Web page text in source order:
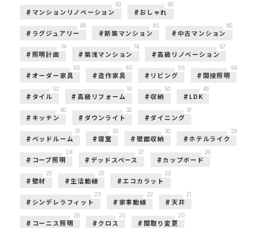
マンションリノベーション
92
おしゃれ
90
ラグジュアリー
88
新築マンション
85
中古マンション
80
照明計画
74
築浅マンション
74
高級リノベーション
67
オーダー家具
63
造作家具
63
リビング
55
間接照明
54
タイル
52
高級リフォーム
51
収納
50
LDK
49
キッチン
40
ダウンライト
32
ダイニング
31
ベッドルーム
31
寝室
30
壁面収納
30
ホテルライク
29
コーブ照明
28
デッドスペース
27
カップボード
26
壁材
25
生活動線
25
エコカラット
23
シンデレラフィット
23
家事動線
22
天井
21
コーニス照明
20
クロス
20
間取り変更
20